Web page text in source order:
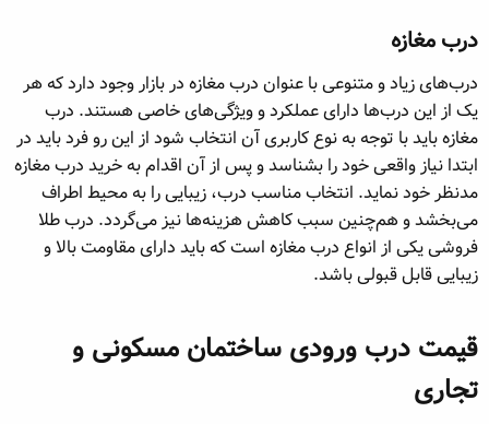
درب مغازه​
درب‌های زیاد و متنوعی با عنوان درب مغازه در بازار وجود دارد که هر
یک از این درب‌ها دارای عملکرد و ویژگی‌های خاصی هستند. درب
مغازه باید با توجه به نوع کاربری آن انتخاب شود از این رو فرد باید در
ابتدا نیاز واقعی خود را بشناسد و پس از آن اقدام به خرید درب مغازه
مدنظر خود نماید. انتخاب مناسب درب، زیبایی را به محیط اطراف
می‌بخشد و هم‌چنین سبب کاهش هزینه‌ها نیز می‌گردد. درب طلا
فروشی یکی از انواع درب مغازه است که باید دارای مقاومت بالا و
زیبایی قابل قبولی باشد.
قیمت درب ورودی ساختمان مسکونی و
تجاری​